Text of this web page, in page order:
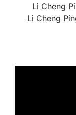
Li Cheng
Li Cheng